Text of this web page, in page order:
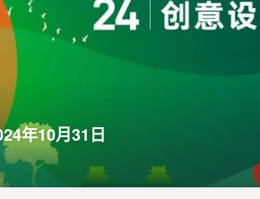
年10月31日